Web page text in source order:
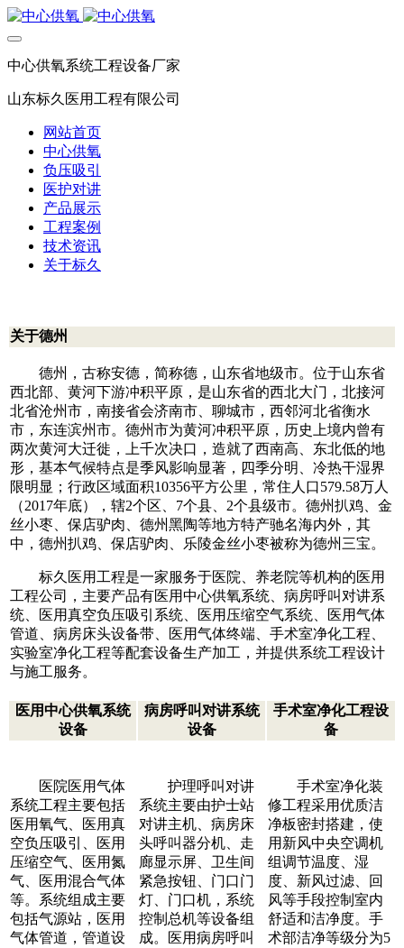
中心供氧系统工程设备厂家
山东标久医用工程有限公司
网站首页
中心供氧
负压吸引
医护对讲
产品展示
工程案例
技术资讯
关于标久
关于德州
德州，古称安德，简称德，山东省地级市。位于山东省
西北部、黄河下游冲积平原，是山东省的西北大门，北接河
北省沧州市，南接省会济南市、聊城市，西邻河北省衡水
市，东连滨州市。德州市为黄河冲积平原，历史上境内曾有
两次黄河大迁徙，上千次决口，造就了西南高、东北低的地
形，基本气候特点是季风影响显著，四季分明、冷热干湿界
限明显；行政区域面积10356平方公里，常住人口579.58万人
（2017年底），辖2个区、7个县、2个县级市。德州扒鸡、金
丝小枣、保店驴肉、德州黑陶等地方特产驰名海内外，其
中，德州扒鸡、保店驴肉、乐陵金丝小枣被称为德州三宝。
标久医用工程是一家服务于医院、养老院等机构的医用
工程公司，主要产品有医用中心供氧系统、病房呼叫对讲系
统、医用真空负压吸引系统、医用压缩空气系统、医用气体
管道、病房床头设备带、医用气体终端、手术室净化工程、
实验室净化工程等配套设备生产加工，并提供系统工程设计
与施工服务。
医用中心供氧系统
设备
病房呼叫对讲系统
设备
手术室净化工程设
备
医院医用气体
系统工程主要包括
医用氧气、医用真
空负压吸引、医用
压缩空气、医用氮
气、医用混合气体
等。系统组成主要
包括气源站，医用
气体管道，管道设
护理呼叫对讲
系统主要由护士站
对讲主机、病房床
头呼叫器分机、走
廊显示屏、卫生间
紧急按钮、门口门
灯、门口机，系统
控制总机等设备组
成。医用病房呼叫
手术室净化装
修工程采用优质洁
净板密封搭建，使
用新风中央空调机
组调节温度、湿
度、新风过滤、回
风等手段控制室内
舒适和洁净度。手
术部洁净等级分为5